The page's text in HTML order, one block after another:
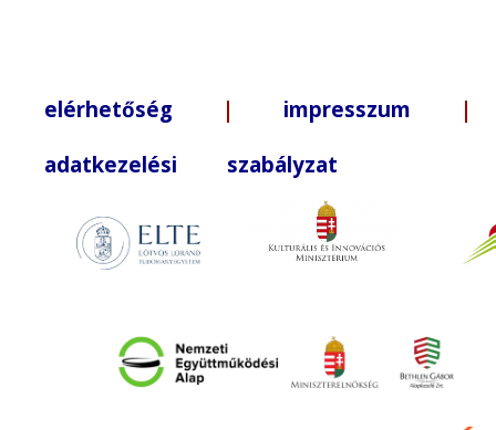
elérhetőség | impresszum |
adatkezelési szabályzat